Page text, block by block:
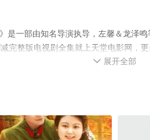
是一部由知名导演执导，左馨＆龙泽
完整版电视剧全集就上天堂电影网，
 展开全部